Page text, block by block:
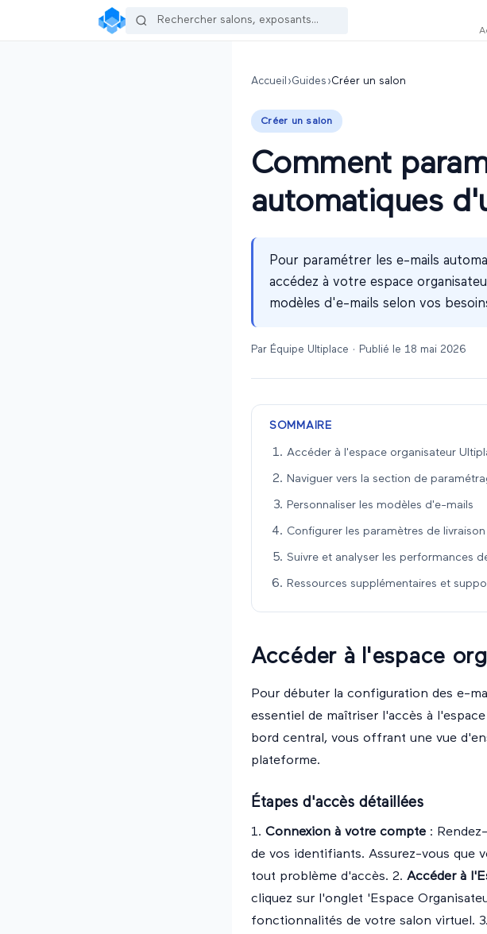
Accueil ›Guides ›Créer un salon
Créer un salon
Comment
automatiques
Pour paramétrer les e-mails
accédez à votre espace
modèles d'e-mails selon vos
Par Équipe Ultiplace · Publié le 18 mai 2026
SOMMAIRE
Accéder à l'espace organisateur
Naviguer vers la section de
Personnaliser les modèles d'e-mails
Configurer les paramètres de
Suivre et analyser les performances
Ressources supplémentaires et
Accéder à l'espace
Pour débuter la configuration des e-
essentiel de maîtriser l'accès à
bord central, vous offrant une vue
plateforme.
Étapes d'accès détaillées
1. Connexion à votre compte :
de vos identifiants. Assurez-vous que
tout problème d'accès. 2. Accéder à
cliquez sur l'onglet 'Espace
fonctionnalités de votre salon virtuel. 3.